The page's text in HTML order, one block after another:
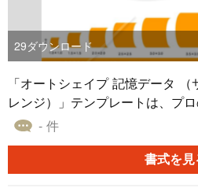
29ダウンロード
「オートシェイプ 記憶データ
レンジ）」テンプレートは、プ
な素材です。このテンプレート
ズ、線の太さ、種類、透過性な
ンを提供しています。パワーポ
- 件
書式を見